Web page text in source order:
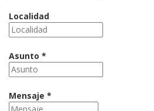
Localidad
Asunto *
Mensaje *